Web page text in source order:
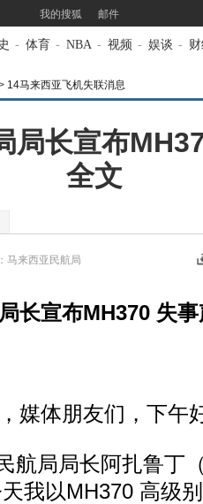
我的搜狐 邮件
- 体育 - NBA - 视频 - 娱谈 -
14马来西亚飞机失联消息
局长宣布
全文
马来西亚民航局
长宣布MH370 失
体朋友们，下午
局局长阿扎鲁丁
我以MH370 高级